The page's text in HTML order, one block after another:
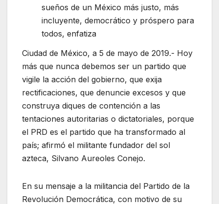
sueños de un México más justo, más
incluyente, democrático y próspero para
todos, enfatiza
Ciudad de México, a 5 de mayo de 2019.- Hoy
más que nunca debemos ser un partido que
vigile la acción del gobierno, que exija
rectificaciones, que denuncie excesos y que
construya diques de contención a las
tentaciones autoritarias o dictatoriales, porque
el PRD es el partido que ha transformado al
país; afirmó el militante fundador del sol
azteca, Silvano Aureoles Conejo.
En su mensaje a la militancia del Partido de la
Revolución Democrática, con motivo de su